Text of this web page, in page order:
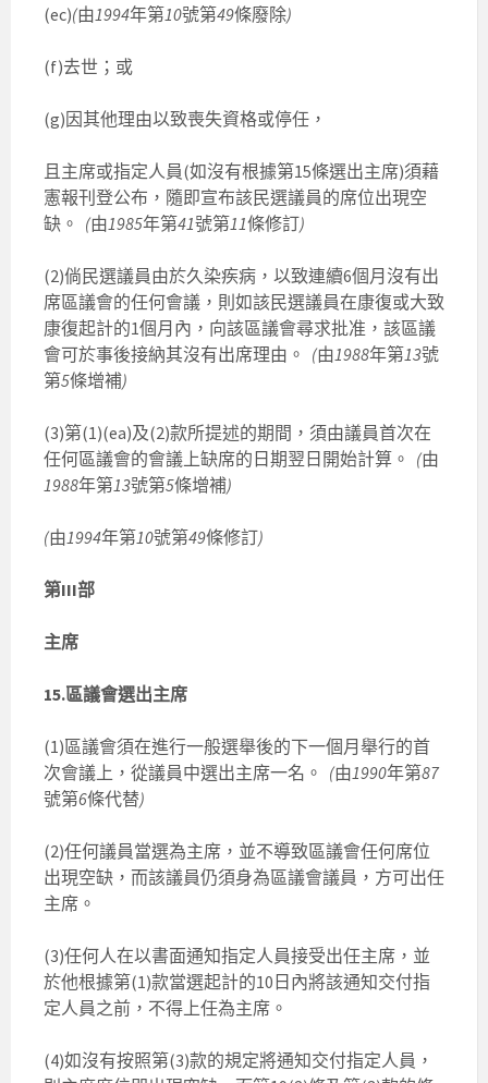
(ec)(由1994年第10號第49條廢除)
(f)去世；或
(g)因其他理由以致喪失資格或停任，
且主席或指定人員(如沒有根據第15條選出主席)須藉
憲報刊登公布，隨即宣布該民選議員的席位出現空
缺。 (由1985年第41號第11條修訂)
(2)倘民選議員由於久染疾病，以致連續6個月沒有出
席區議會的任何會議，則如該民選議員在康復或大致
康復起計的1個月內，向該區議會尋求批准，該區議
會可於事後接納其沒有出席理由。 (由1988年第13號
第5條增補)
(3)第(1)(ea)及(2)款所提述的期間，須由議員首次在
任何區議會的會議上缺席的日期翌日開始計算。 (由
1988年第13號第5條增補)
(由1994年第10號第49條修訂)
第III部
主席
15.區議會選出主席
(1)區議會須在進行一般選舉後的下一個月舉行的首
次會議上，從議員中選出主席一名。 (由1990年第87
號第6條代替)
(2)任何議員當選為主席，並不導致區議會任何席位
出現空缺，而該議員仍須身為區議會議員，方可出任
主席。
(3)任何人在以書面通知指定人員接受出任主席，並
於他根據第(1)款當選起計的10日內將該通知交付指
定人員之前，不得上任為主席。
(4)如沒有按照第(3)款的規定將通知交付指定人員，